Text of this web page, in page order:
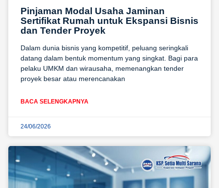
Pinjaman Modal Usaha Jaminan
Sertifikat Rumah untuk Ekspansi Bisnis
dan Tender Proyek
Dalam dunia bisnis yang kompetitif, peluang seringkali
datang dalam bentuk momentum yang singkat. Bagi para
pelaku UMKM dan wirausaha, memenangkan tender
proyek besar atau merencanakan
BACA SELENGKAPNYA
24/06/2026